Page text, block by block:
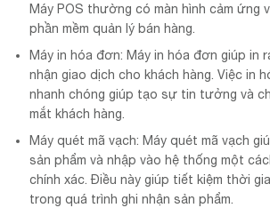
Máy POS thường có màn hình cảm ứng
phần mềm quản lý bán hàng.
Máy in hóa đơn: Máy in hóa đơn giúp in
nhận giao dịch cho khách hàng. Việc in
nhanh chóng giúp tạo sự tin tưởng và
mắt khách hàng.
Máy quét mã vạch: Máy quét mã vạch
sản phẩm và nhập vào hệ thống một
chính xác. Điều này giúp tiết kiệm thời
trong quá trình ghi nhận sản phẩm.